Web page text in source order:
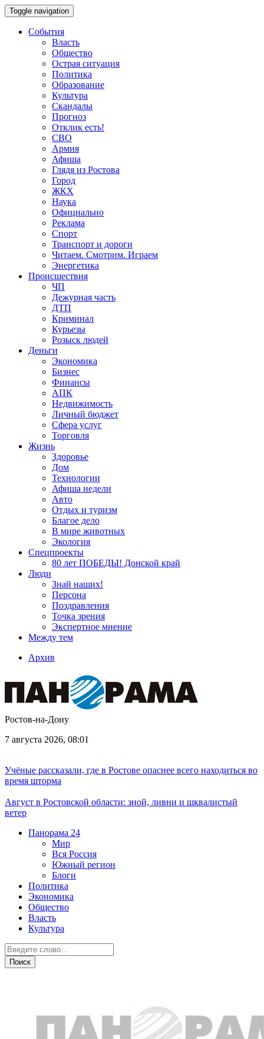
Toggle navigation
События
Власть
Общество
Острая ситуация
Политика
Образование
Культура
Скандалы
Прогноз
Отклик есть!
СВО
Армия
Афиша
Глядя из Ростова
Город
ЖКХ
Наука
Официально
Реклама
Спорт
Транспорт и дороги
Читаем. Смотрим. Играем
Энергетика
Происшествия
ЧП
Дежурная часть
ДТП
Криминал
Курьезы
Розыск людей
Деньги
Экономика
Бизнес
Финансы
АПК
Недвижимость
Личный бюджет
Сфера услуг
Торговля
Жизнь
Здоровье
Дом
Технологии
Афиша недели
Авто
Отдых и туризм
Благое дело
В мире животных
Экология
Спецпроекты
80 лет ПОБЕДЫ! Донской край
Люди
Знай наших!
Персона
Поздравления
Точка зрения
Экспертное мнение
Между тем
Архив
Ростов-на-Дону
7 августа 2026, 08:01
Учёные рассказали, где в Ростове опаснее всего находиться во
время шторма
Август в Ростовской области: зной, ливни и шквалистый
ветер
Панорама 24
Мир
Вся Россия
Южный регион
Блоги
Политика
Экономика
Общество
Власть
Культура